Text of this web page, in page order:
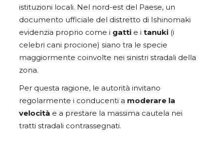
istituzioni locali. Nel nord-est del Paese, un
documento ufficiale del distretto di Ishinomaki
evidenzia proprio come i gatti e i tanuki (i
celebri cani procione) siano tra le specie
maggiormente coinvolte nei sinistri stradali della
zona.
Per questa ragione, le autorità invitano
regolarmente i conducenti a moderare la
velocità e a prestare la massima cautela nei
tratti stradali contrassegnati.